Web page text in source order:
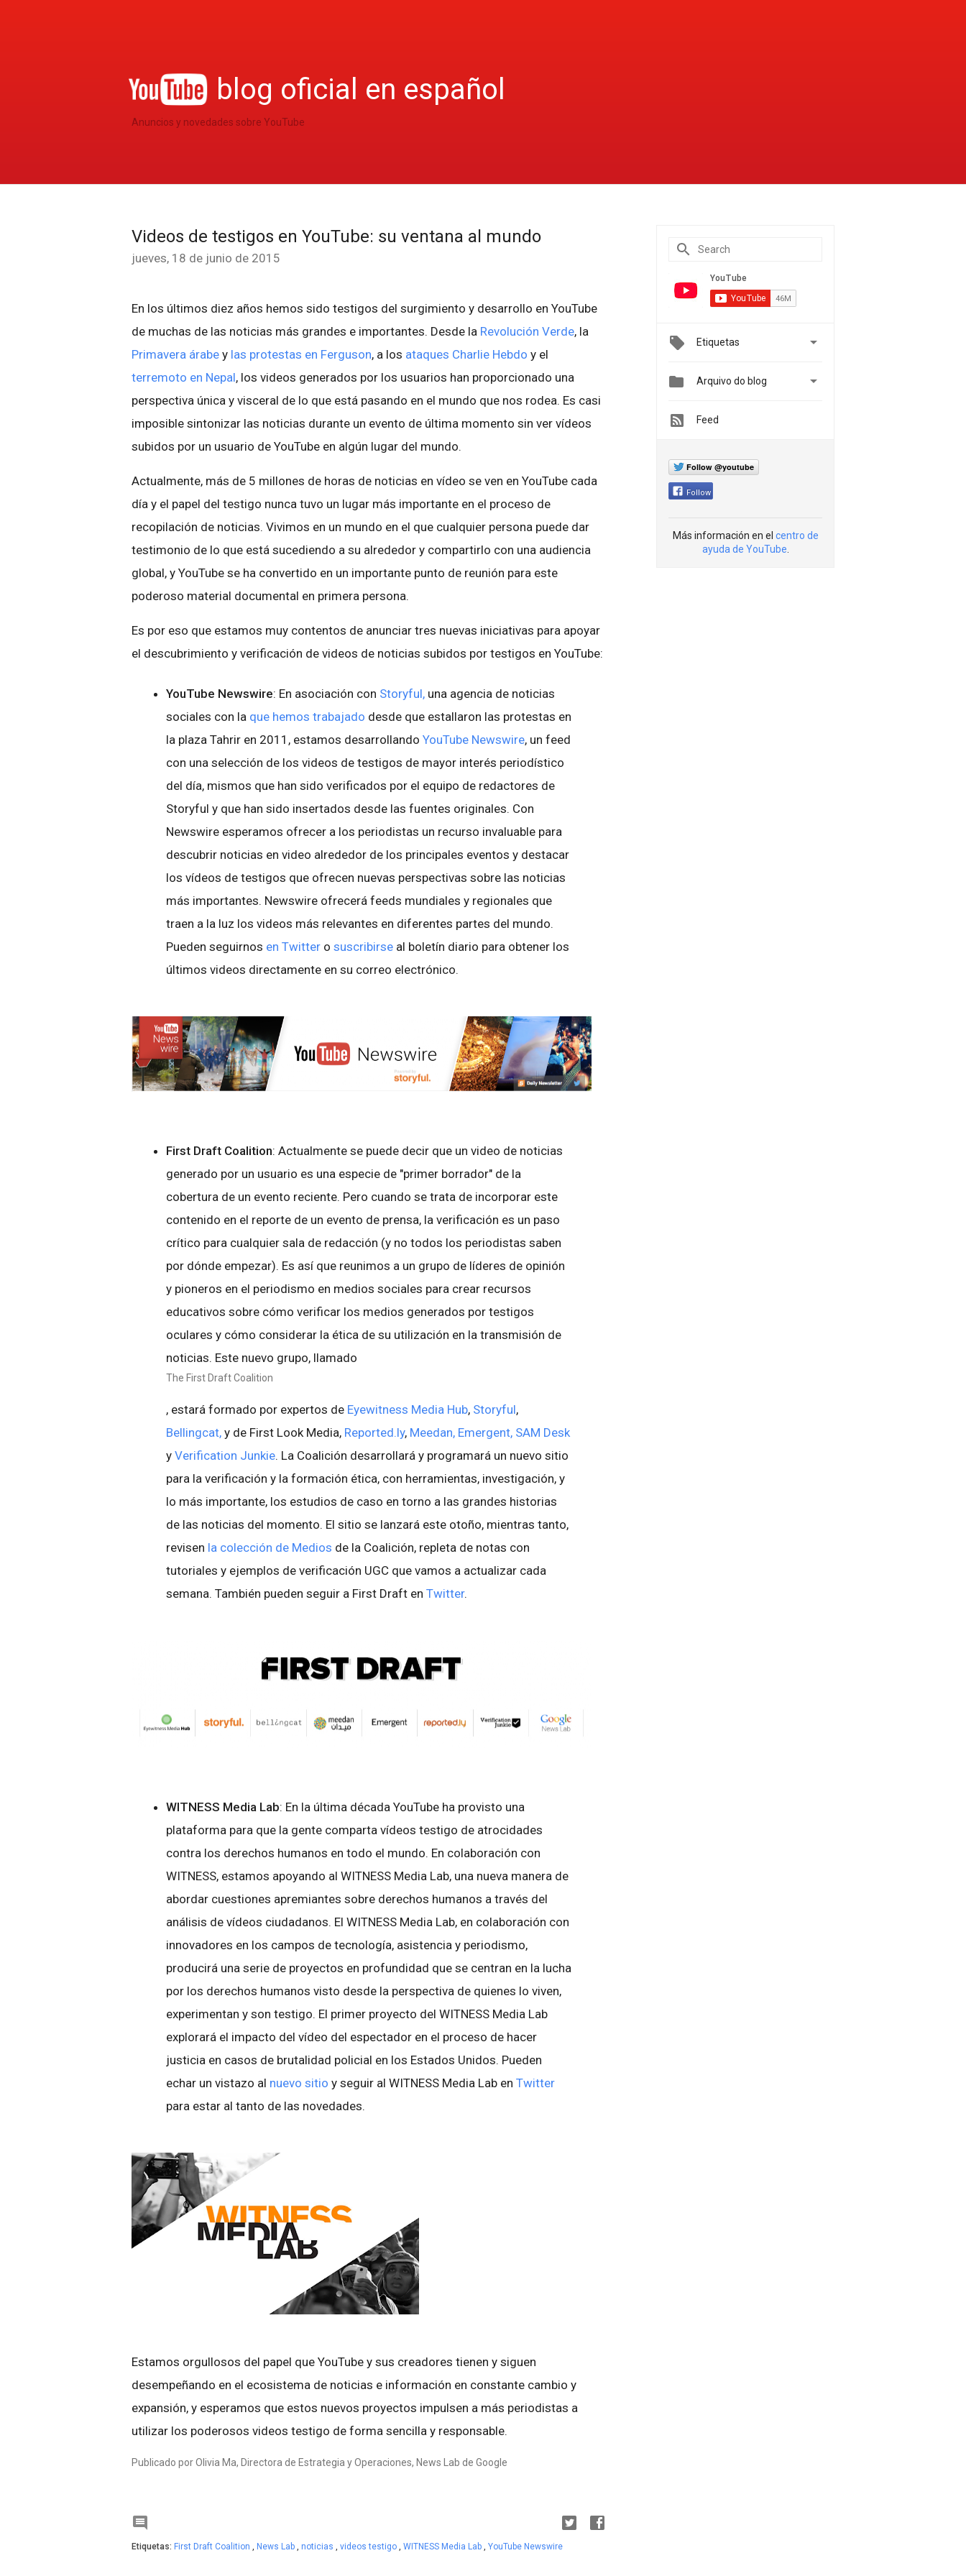
blog oficial en español
Anuncios y novedades sobre YouTube
Videos de testigos en YouTube: su ventana al mundo
jueves, 18 de junio de 2015
En los últimos diez años hemos sido testigos del surgimiento y desarrollo en YouTube
de muchas de las noticias más grandes e importantes. Desde la Revolución Verde, la
Primavera árabe y las protestas en Ferguson, a los ataques Charlie Hebdo y el
terremoto en Nepal, los videos generados por los usuarios han proporcionado una
perspectiva única y visceral de lo que está pasando en el mundo que nos rodea. Es casi
imposible sintonizar las noticias durante un evento de última momento sin ver vídeos
subidos por un usuario de YouTube en algún lugar del mundo.
Actualmente, más de 5 millones de horas de noticias en vídeo se ven en YouTube cada
día y el papel del testigo nunca tuvo un lugar más importante en el proceso de
recopilación de noticias. Vivimos en un mundo en el que cualquier persona puede dar
testimonio de lo que está sucediendo a su alrededor y compartirlo con una audiencia
global, y YouTube se ha convertido en un importante punto de reunión para este
poderoso material documental en primera persona.
Es por eso que estamos muy contentos de anunciar tres nuevas iniciativas para apoyar
el descubrimiento y verificación de videos de noticias subidos por testigos en YouTube:
YouTube Newswire: En asociación con Storyful, una agencia de noticias
sociales con la que hemos trabajado desde que estallaron las protestas en
la plaza Tahrir en 2011, estamos desarrollando YouTube Newswire, un feed
con una selección de los videos de testigos de mayor interés periodístico
del día, mismos que han sido verificados por el equipo de redactores de
Storyful y que han sido insertados desde las fuentes originales. Con
Newswire esperamos ofrecer a los periodistas un recurso invaluable para
descubrir noticias en video alrededor de los principales eventos y destacar
los vídeos de testigos que ofrecen nuevas perspectivas sobre las noticias
más importantes. Newswire ofrecerá feeds mundiales y regionales que
traen a la luz los videos más relevantes en diferentes partes del mundo.
Pueden seguirnos en Twitter o suscribirse al boletín diario para obtener los
últimos videos directamente en su correo electrónico.
First Draft Coalition: Actualmente se puede decir que un video de noticias
generado por un usuario es una especie de "primer borrador" de la
cobertura de un evento reciente. Pero cuando se trata de incorporar este
contenido en el reporte de un evento de prensa, la verificación es un paso
crítico para cualquier sala de redacción (y no todos los periodistas saben
por dónde empezar). Es así que reunimos a un grupo de líderes de opinión
y pioneros en el periodismo en medios sociales para crear recursos
educativos sobre cómo verificar los medios generados por testigos
oculares y cómo considerar la ética de su utilización en la transmisión de
noticias. Este nuevo grupo, llamado
The First Draft Coalition
, estará formado por expertos de Eyewitness Media Hub, Storyful,
Bellingcat, y de First Look Media, Reported.ly, Meedan, Emergent, SAM Desk
y Verification Junkie. La Coalición desarrollará y programará un nuevo sitio
para la verificación y la formación ética, con herramientas, investigación, y
lo más importante, los estudios de caso en torno a las grandes historias
de las noticias del momento. El sitio se lanzará este otoño, mientras tanto,
revisen la colección de Medios de la Coalición, repleta de notas con
tutoriales y ejemplos de verificación UGC que vamos a actualizar cada
semana. También pueden seguir a First Draft en Twitter.
WITNESS Media Lab: En la última década YouTube ha provisto una
plataforma para que la gente comparta vídeos testigo de atrocidades
contra los derechos humanos en todo el mundo. En colaboración con
WITNESS, estamos apoyando al WITNESS Media Lab, una nueva manera de
abordar cuestiones apremiantes sobre derechos humanos a través del
análisis de vídeos ciudadanos. El WITNESS Media Lab, en colaboración con
innovadores en los campos de tecnología, asistencia y periodismo,
producirá una serie de proyectos en profundidad que se centran en la lucha
por los derechos humanos visto desde la perspectiva de quienes lo viven,
experimentan y son testigo. El primer proyecto del WITNESS Media Lab
explorará el impacto del vídeo del espectador en el proceso de hacer
justicia en casos de brutalidad policial en los Estados Unidos. Pueden
echar un vistazo al nuevo sitio y seguir al WITNESS Media Lab en Twitter
para estar al tanto de las novedades.
Estamos orgullosos del papel que YouTube y sus creadores tienen y siguen
desempeñando en el ecosistema de noticias e información en constante cambio y
expansión, y esperamos que estos nuevos proyectos impulsen a más periodistas a
utilizar los poderosos videos testigo de forma sencilla y responsable.
Publicado por Olivia Ma, Directora de Estrategia y Operaciones, News Lab de Google

Etiquetas: First Draft Coalition , News Lab , noticias , videos testigo , WITNESS Media Lab , YouTube Newswire
Etiquetas 
 Arquivo do blog 
Feed
Follow @youtube
Follow
Más información en el centro de
ayuda de YouTube